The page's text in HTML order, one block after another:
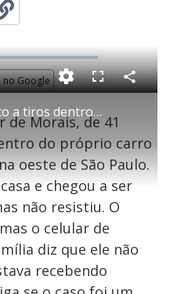
Google
Comerciante é morto a tiros dentro do próprio carro na zona oeste de SP
F
l
s
c
e
n
C
o
i
l
a
de Morais, de 41
do próprio carro
oeste de São Paulo.
e chegou a ser
não resistiu. O
o celular de
diz que ele não
recebendo